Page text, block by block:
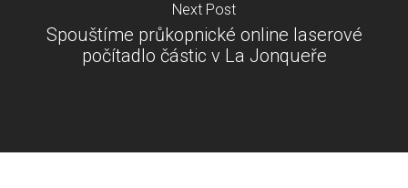
Next Post
Spouštíme průkopnické online laserové
počítadlo částic v La Jonqueře